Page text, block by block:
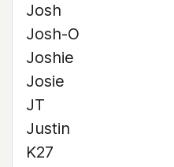
Josh
Josh-O
Joshie
Josie
JT
Justin
K27